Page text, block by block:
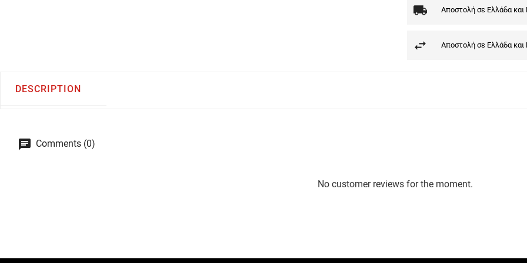
Αποστολή σε Ελλάδα και
Αποστολή σε Ελλάδα και
DESCRIPTION
Comments (0)
No customer reviews for the moment.